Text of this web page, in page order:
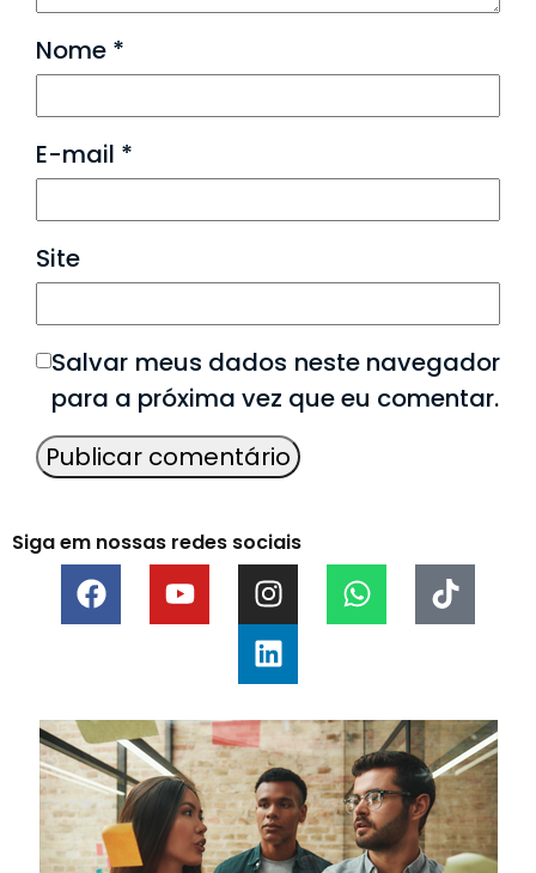
Nome *
E-mail *
Site
Salvar meus dados neste navegador
para a próxima vez que eu comentar.
Siga em nossas redes sociais